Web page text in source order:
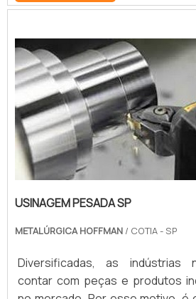
equipamento que utiliza o
defeitos, a reforma tem o
com que todos os component...
USINAGEM PESADA SP
METALÚRGICA HOFFMAN / COTIA - SP
Diversificadas, as indústrias
contar com peças e produtos